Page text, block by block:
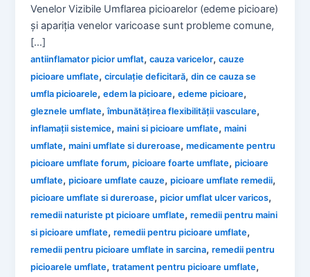
Venelor Vizibile Umflarea picioarelor (edeme picioare)
și apariția venelor varicoase sunt probleme comune,
[…]
antiinflamator picior umflat,cauza varicelor,cauze
picioare umflate,circulație deficitară,din ce cauza se
umfla picioarele,edem la picioare,edeme picioare,
gleznele umflate,îmbunătățirea flexibilității vasculare,
inflamații sistemice,maini si picioare umflate,maini
umflate,maini umflate si dureroase,medicamente pentru
picioare umflate forum,picioare foarte umflate,picioare
umflate,picioare umflate cauze,picioare umflate remedii,
picioare umflate si dureroase,picior umflat ulcer varicos,
remedii naturiste pt picioare umflate,remedii pentru maini
si picioare umflate,remedii pentru picioare umflate,
remedii pentru picioare umflate in sarcina,remedii pentru
picioarele umflate,tratament pentru picioare umflate,